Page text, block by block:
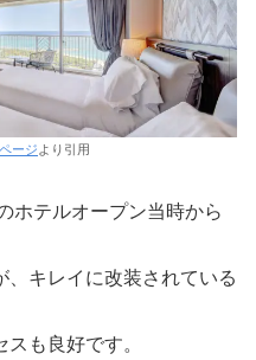
ージ より引用
ホテルオープン当時から
キレイに改装されている
も良好です。